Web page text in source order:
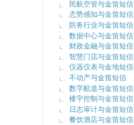
民航空管与金笛短信
态势感知与金笛短信
防务行业与金笛短信
数据中心与金笛短信
财政金融与金笛短信
智慧门店与金笛短信
仪器仪表与金地短信
不动产与金笛短信
数字航道与金笛短信
楼宇控制与金笛短信
日志审计与金笛短信
餐饮酒店与金笛短信